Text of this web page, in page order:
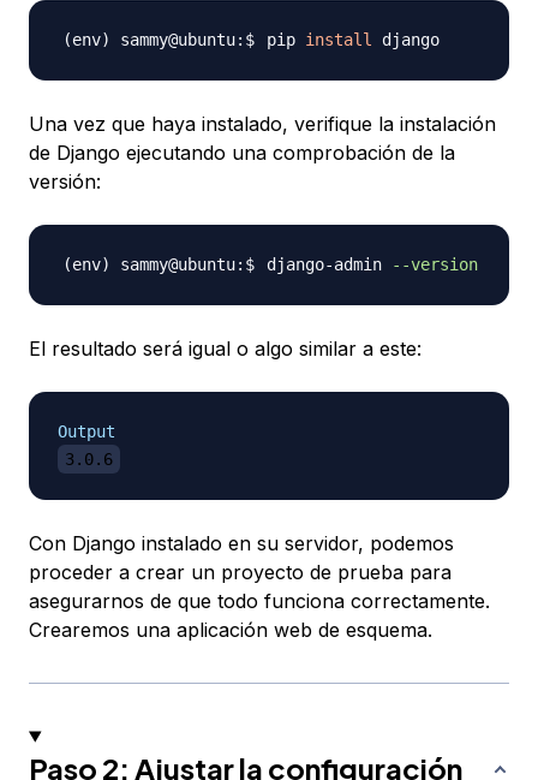
pip install
Una vez que haya instalado, verifique la instalación
de Django ejecutando una comprobación de la
versión:
django-admin --version
El resultado será igual o algo similar a este:
Output
3.0.6
Con Django instalado en su servidor, podemos
proceder a crear un proyecto de prueba para
asegurarnos de que todo funciona correctamente.
Crearemos una aplicación web de esquema.
Paso 2: Ajustar la configuración